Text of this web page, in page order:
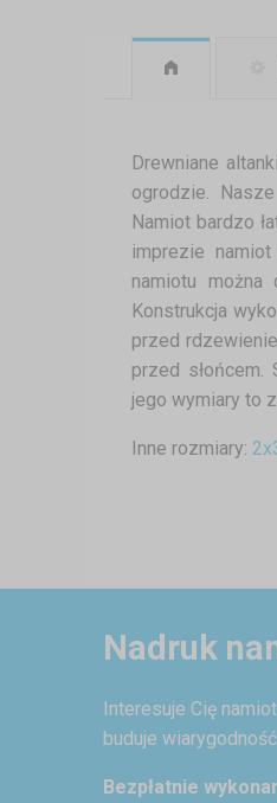
Drewniane
ogrodzie.
Namiot bardzo
imprezie
namiotu można
Konstrukcja
przed
przed słońcem.
jego wymiary to
Inne rozmiary:
Nadruk
Interesuje Cię
buduje
Bezpłatnie